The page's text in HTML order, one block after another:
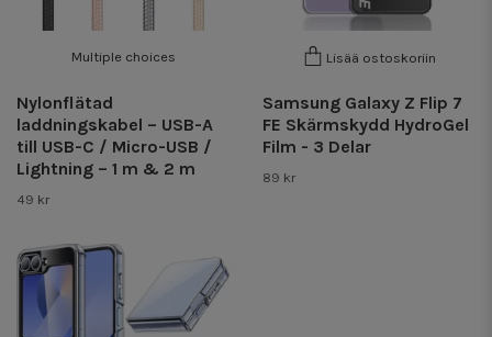
Multiple choices
Nylonflätad
laddningskabel – USB-A
till USB-C / Micro-USB /
Lightning – 1 m & 2 m
49 kr
Lisää ostoskoriin
Samsung Galaxy Z Flip 7
FE Skärmskydd HydroGel
Film - 3 Delar
89 kr